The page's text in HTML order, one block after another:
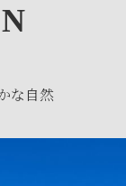
な自然